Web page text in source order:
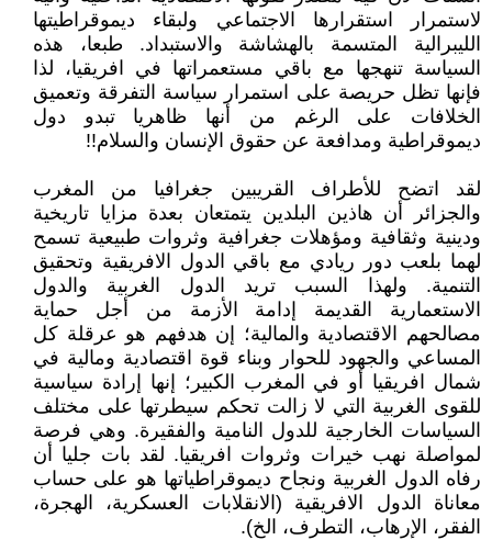
لاستمرار استقرارها الاجتماعي ولبقاء ديموقراطيتها
الليبرالية المتسمة بالهشاشة والاستبداد. طبعا، هذه
السياسة تنهجها مع باقي مستعمراتها في افريقيا، لذا
فإنها تظل حريصة على استمرار سياسة التفرقة وتعميق
الخلافات على الرغم من أنها ظاهريا تبدو دول
ديموقراطية ومدافعة عن حقوق الإنسان والسلام!!
لقد اتضح للأطراف القريبين جغرافيا من المغرب
والجزائر أن هاذين البلدين يتمتعان بعدة مزايا تاريخية
ودينية وثقافية ومؤهلات جغرافية وثروات طبيعية تسمح
لهما بلعب دور ريادي مع باقي الدول الافريقية وتحقيق
التنمية. ولهذا السبب تريد الدول الغربية والدول
الاستعمارية القديمة إدامة الأزمة من أجل حماية
مصالحهم الاقتصادية والمالية؛ إن هدفهم هو عرقلة كل
المساعي والجهود للحوار وبناء قوة اقتصادية ومالية في
شمال افريقيا أو في المغرب الكبير؛ إنها إرادة سياسية
للقوى الغربية التي لا زالت تحكم سيطرتها على مختلف
السياسات الخارجية للدول النامية والفقيرة. وهي فرصة
لمواصلة نهب خيرات وثروات افريقيا. لقد بات جليا أن
رفاه الدول الغربية ونجاح ديموقراطياتها هو على حساب
معاناة الدول الافريقية (الانقلابات العسكرية، الهجرة،
الفقر، الإرهاب، التطرف، الخ).